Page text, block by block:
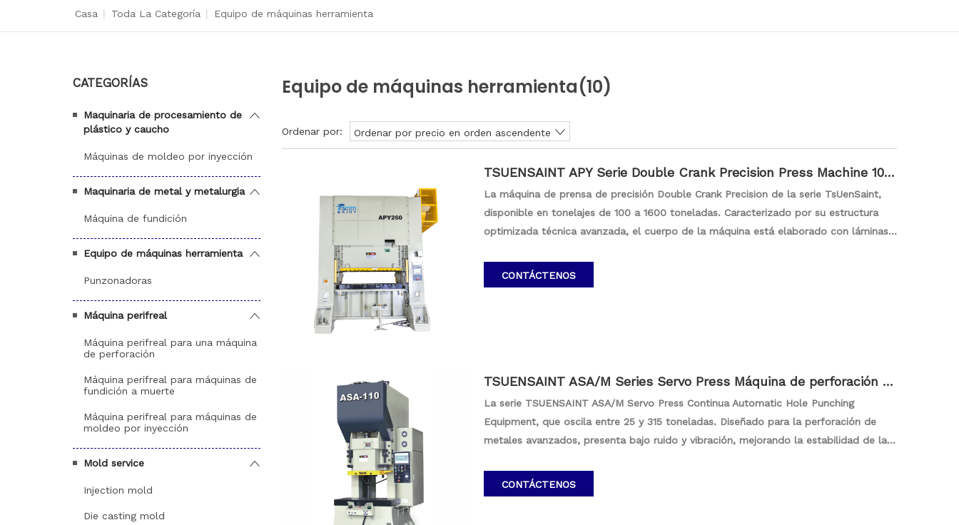
Casa Toda La Categoría Equipo de máquinas herramienta
CATEGORÍAS
Maquinaria de procesamiento de
plástico y caucho
Máquinas de moldeo por inyección
Maquinaria de metal y metalurgia
Máquina de fundición
Equipo de máquinas herramienta
Punzonadoras
Máquina perifreal
Máquina perifreal para una máquina
de perforación
Máquina perifreal para máquinas de
fundición a muerte
Máquina perifreal para máquinas de
moldeo por inyección
Mold service
Injection mold
Die casting mold
Equipo de máquinas herramienta(10)
Ordenar por: Ordenar por precio en orden ascendente
TSUENSAINT APY Serie Double Crank Precision Press Machine 100
-1600T
La máquina de prensa de precisión Double Crank Precision de la serie TsUenSaint,
disponible en tonelajes de 100 a 1600 toneladas. Caracterizado por su estructura
optimizada técnica avanzada, el cuerpo de la máquina está elaborado con láminas
garantiza la durabilidad. Los componentes clave experimentan un tratamiento de
nitrógeno/revestimiento cromado duro, y la máquina incorpora controladores de
CONTÁCTENOS
TSUENSAINT ASA/M Series Servo Press Máquina de perforación d
e metal continuo 25-315T
La serie TSUENSAINT ASA/M Servo Press Continua Automatic Hole Punching
Equipment, que oscila entre 25 y 315 toneladas. Diseñado para la perforación de
metales avanzados, presenta bajo ruido y vibración, mejorando la estabilidad de la
extiende la vida útil de la die, sino que también ofrece perforaciones consistentes y
de alta calidad, ideales para aplicaciones que exigen estándares estrictos.
CONTÁCTENOS